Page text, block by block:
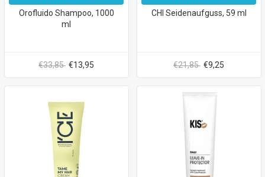
Orofluido Shampoo, 1000
ml
€33,85 €13,95
CHI Seidenaufguss, 59 ml
€21,85 €9,25